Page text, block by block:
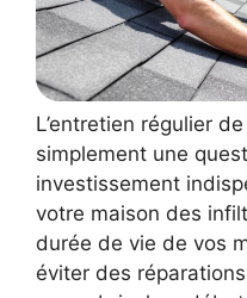
L’entretien régulier
simplement une
investissement
votre maison des
durée de vie de vos
éviter des